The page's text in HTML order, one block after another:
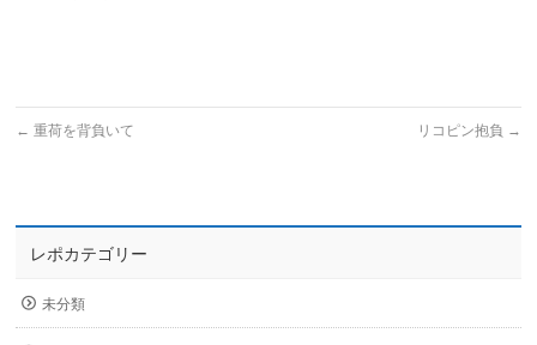
← 重荷を背負いて リコピン抱負 →
レポカテゴリー
未分類